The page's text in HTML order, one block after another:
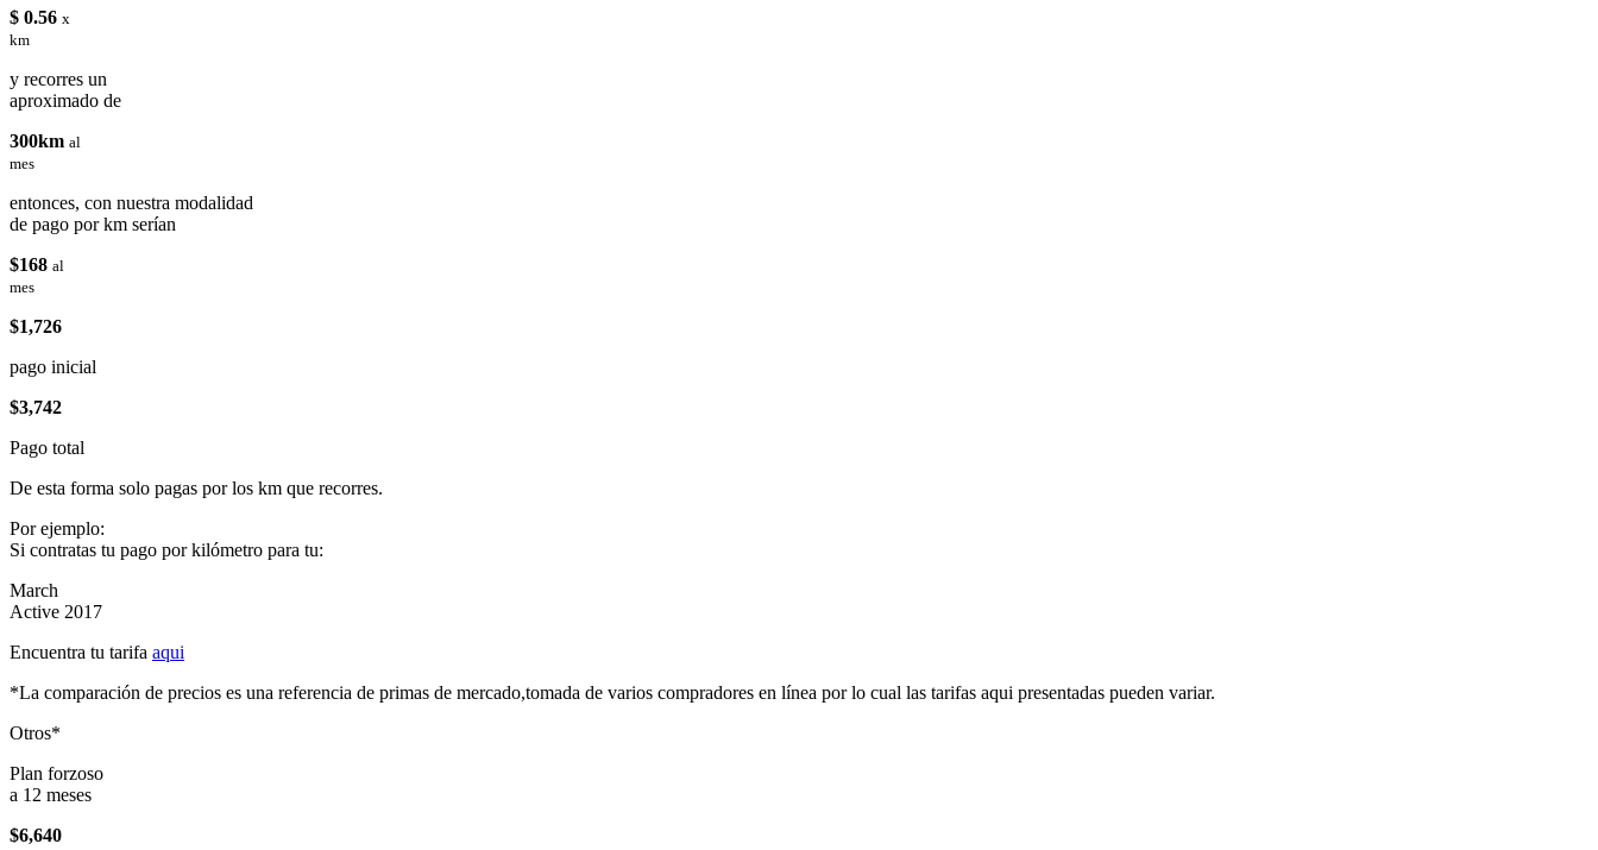
$ 0.56 x
km
y recorres un
aproximado de
300km al
mes
entonces, con nuestra modalidad
de pago por km serían
$168 al
mes
$1,726
pago inicial
$3,742
Pago total
De esta forma solo pagas por los km que recorres.
Por ejemplo:
Si contratas tu pago por kilómetro para tu:
March
Active 2017
Encuentra tu tarifa aqui
*La comparación de precios es una referencia de primas de mercado,tomada de varios compradores en línea por lo cual las tarifas aqui presentadas pueden variar.
Otros*
Plan forzoso
a 12 meses
$6,640